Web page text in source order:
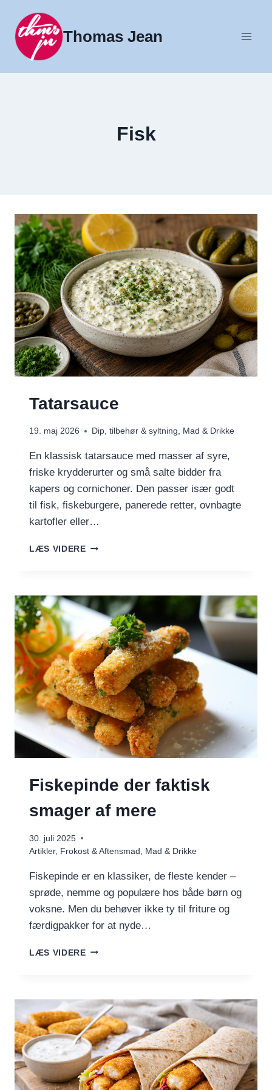
indhold
Thomas Jean
Fisk
Tatarsauce
19. maj 2026 Dip, tilbehør & syltning, Mad & Drikke
En klassisk tatarsauce med masser af syre,
friske krydderurter og små salte bidder fra
kapers og cornichoner. Den passer især godt
til fisk, fiskeburgere, panerede retter, ovnbagte
kartofler eller…
LÆS VIDERETATARSAUCE
Fiskepinde der faktisk
smager af mere
30. juli 2025
Artikler, Frokost & Aftensmad Mad & Drikke
Fiskepinde er en klassiker, de fleste kender –
sprøde, nemme og populære hos både børn og
voksne. Men du behøver ikke ty til friture og
færdigpakker for at nyde…
LÆS VIDEREFISKEPINDE
AF
MERE